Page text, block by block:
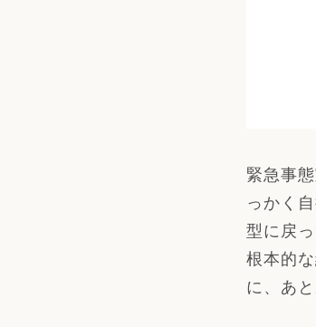
緊急事
っかく
型に戻
根本的
に、あ